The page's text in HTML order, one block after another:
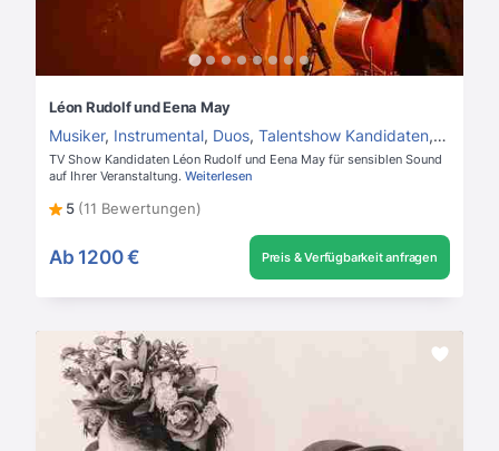
Léon Rudolf und Eena May
Musiker, Instrumental, Duos, Talentshow Kandidaten, Gitarrist
TV Show Kandidaten Léon Rudolf und Eena May für sensiblen Sound
auf Ihrer Veranstaltung. Weiterlesen
5 (11 Bewertungen)
Ab 1200 € Preis & Verfügbarkeit anfragen